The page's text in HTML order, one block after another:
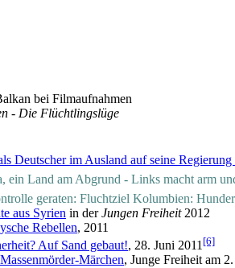
bei Filmaufnahmen
- Die Flüchtlingslüge
Deutscher im Ausland auf seine Regierung
ein Land am Abgrund - Links macht arm
geraten: Fluchtziel Kolumbien:
aus Syrien in derJungen Freiheit2012
Rebellen, 2011
Auf Sand gebaut!, 28. Juni 2011[6]
Märchen, Junge Freiheit am